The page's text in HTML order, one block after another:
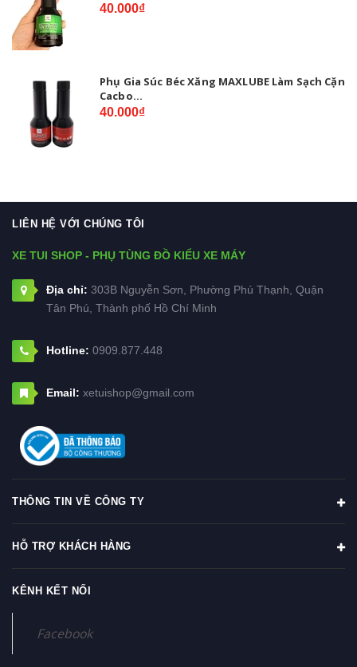
40.000₫
Phụ Gia Súc Béc Xăng MAXLUBE Làm Sạch Cặn
Cacbo...
40.000₫
LIÊN HỆ VỚI CHÚNG TÔI
XE TUI SHOP - PHỤ TÙNG ĐỒ KIỂU XE MÁY
Địa chỉ: 303B Nguyễn Sơn, Phường Phú Thạnh, Quận
Tân Phú, Thành phố Hồ Chí Minh
Hotline: 0909.877.448
Email: xetuishop@gmail.com
THÔNG TIN VỀ CÔNG TY
HỖ TRỢ KHÁCH HÀNG
KÊNH KẾT NỐI
Facebook